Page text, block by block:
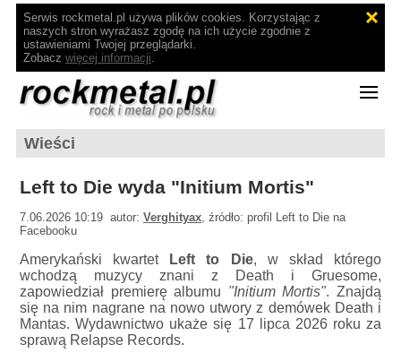
Serwis rockmetal.pl używa plików cookies. Korzystając z
naszych stron wyrażasz zgodę na ich użycie zgodnie z
ustawieniami Twojej przeglądarki.
Zobacz więcej informacji.
Wieści
Left to Die wyda "Initium Mortis"
7.06.2026 10:19 autor:Verghityax, źródło: profil Left to Die na
Facebooku
Amerykański kwartet Left to Die, w skład którego
wchodzą muzycy znani z Death i Gruesome,
zapowiedział premierę albumu "Initium Mortis". Znajdą
się na nim nagrane na nowo utwory z demówek Death i
Mantas. Wydawnictwo ukaże się 17 lipca 2026 roku za
sprawą Relapse Records.